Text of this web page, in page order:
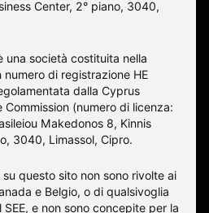
Center, 2° piano, 3040,
una società costituita nella
numero di registrazione ΗΕ
dalla Cyprus
(numero di licenza:
Makedonos 8, Kinnis
3040, Limassol, Cipro.
questo sito non sono rivolte ai
e Belgio, o di qualsivoglia
e non sono concepite per la